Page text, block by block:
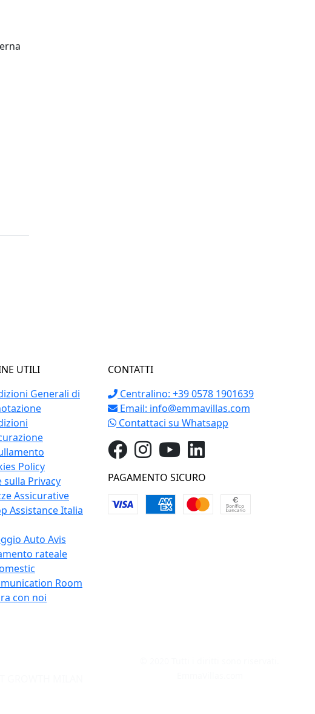
UTILI
Generali di
Policy
sulla Privacy
Assicurative
Assistance Italia
Auto Avis
rateale
Room
con noi
CONTATTI
Centralino: +39 0578 1901639
Email: info@emmavillas.com
Contattaci su Whatsapp
PAGAMENTO SICURO